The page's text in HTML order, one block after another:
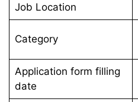
Job Location
Category
Application form filling
date